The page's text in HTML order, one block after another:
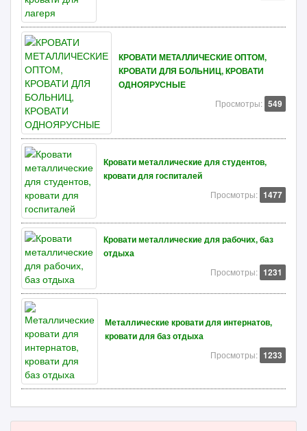
КРОВАТИ МЕТАЛЛИЧЕСКИЕ ОПТОМ,
КРОВАТИ ДЛЯ БОЛЬНИЦ, КРОВАТИ
ОДНОЯРУСНЫЕ
Просмотры: 549
Кровати металлические для студентов,
кровати для госпиталей
Просмотры: 1477
Кровати металлические для рабочих, баз
отдыха
Просмотры: 1231
Металлические кровати для интернатов,
кровати для баз отдыха
Просмотры: 1233